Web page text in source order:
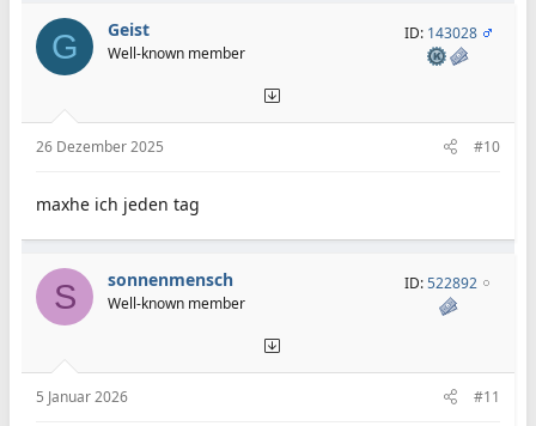
G Geist
Well-known member
ID: 143028
26 Dezember 2025 #10
maxhe ich jeden tag
S sonnenmensch
Well-known member
ID:522892
5 Januar 2026 #11